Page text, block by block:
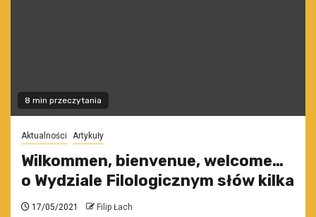
8 min przeczytania
Aktualności Artykuły
Wilkommen, bienvenue, welcome…
o Wydziale Filologicznym słów kilka
17/05/2021 Filip Łach